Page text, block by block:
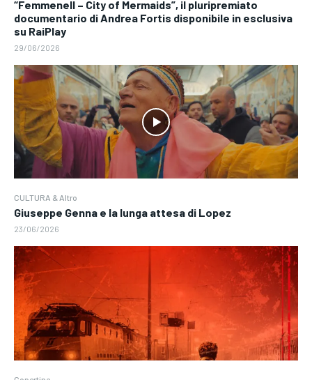
“Femmenell – City of Mermaids”, il pluripremiato
documentario di Andrea Fortis disponibile in esclusiva
su RaiPlay
29/06/2026
CULTURA & Altro
Giuseppe Genna e la lunga attesa di Lopez
23/06/2026